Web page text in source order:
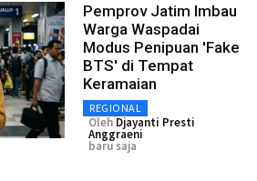
Pemprov Jatim Imbau
Warga Waspadai
Modus Penipuan 'Fake
BTS' di Tempat
Keramaian
REGIONAL
Oleh Djayanti Presti
Anggraeni
baru saja